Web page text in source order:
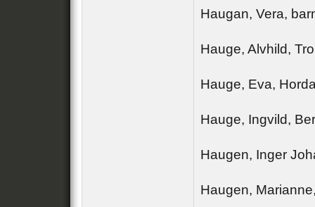
Haugan, Vera,
Hauge, Alvhild,
Hauge, Eva,
Hauge, Ingvild,
Haugen, Inger
Haugen,